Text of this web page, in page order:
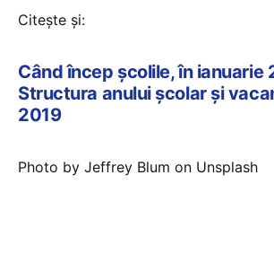
Citește și:
Când încep școlile, în ianuarie
Structura anului școlar și
2019
Photo by Jeffrey Blum on Unsplash